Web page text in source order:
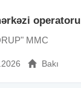
operatoru
MMC
Bakı